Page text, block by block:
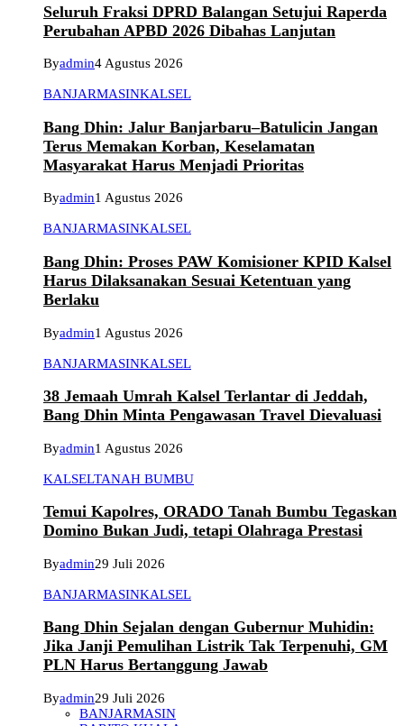
Seluruh Fraksi DPRD Balangan Setujui Raperda
Perubahan APBD 2026 Dibahas Lanjutan
Byadmin4 Agustus 2026
BANJARMASINKALSEL
Bang Dhin: Jalur Banjarbaru–Batulicin Jangan
Terus Memakan Korban, Keselamatan
Masyarakat Harus Menjadi Prioritas
Byadmin1 Agustus 2026
BANJARMASINKALSEL
Bang Dhin: Proses PAW Komisioner KPID Kalsel
Harus Dilaksanakan Sesuai Ketentuan yang
Berlaku
Byadmin1 Agustus 2026
BANJARMASINKALSEL
38 Jemaah Umrah Kalsel Terlantar di Jeddah,
Bang Dhin Minta Pengawasan Travel Dievaluasi
Byadmin1 Agustus 2026
KALSELTANAH BUMBU
Temui Kapolres, ORADO Tanah Bumbu Tegaskan
Domino Bukan Judi, tetapi Olahraga Prestasi
Byadmin29 Juli 2026
BANJARMASINKALSEL
Bang Dhin Sejalan dengan Gubernur Muhidin:
Jika Janji Pemulihan Listrik Tak Terpenuhi, GM
PLN Harus Bertanggung Jawab
Byadmin29 Juli 2026
BANJARMASIN